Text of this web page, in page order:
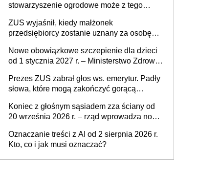
stowarzyszenie ogrodowe może z tego
działki (wypowiedzieć dzierżawę)?
ZUS wyjaśnił, kiedy małżonek
przedsiębiorcy zostanie uznany za osobę
Nowe obowiązkowe szczepienie dla dzieci
od 1 stycznia 2027 r. – Ministerstwo Zdrowia
2027 r.
Prezes ZUS zabrał głos ws. emerytur. Padły
słowa, które mogą zakończyć gorącą
Koniec z głośnym sąsiadem zza ściany od
20 września 2026 r. – rząd wprowadza nowe
mieszkańców
Oznaczanie treści z AI od 2 sierpnia 2026 r.
Kto, co i jak musi oznaczać?